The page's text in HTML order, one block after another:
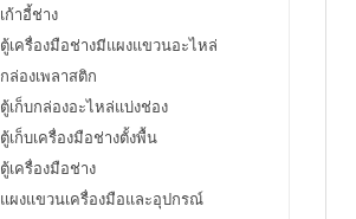
เก้าอี้ช่าง
ตู้เครื่องมือช่างมีแผงแขวนอะไหล่
กล่องเพลาสติก
ตู้เก็บกล่องอะไหล่แบ่งช่อง
ตู้เก็บเครื่องมือช่างตั้งพื้น
ตู้เครื่องมือช่าง
แผงแขวนเครื่องมือและอุปกรณ์